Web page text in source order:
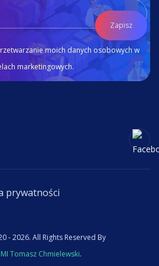
Zapisz
marketingowych.
prywatności
- 2026. All Rights Reserved By
Tomasz Chmielewski.